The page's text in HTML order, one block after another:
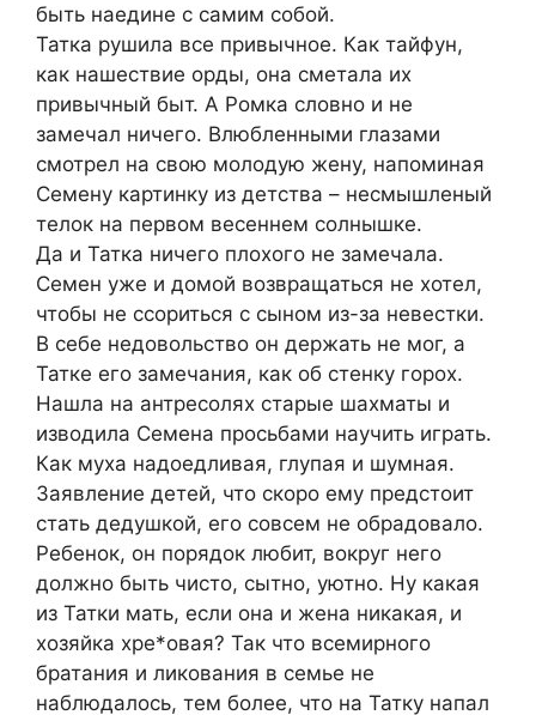
быть наедине с самим собой.
Татка рушила все привычное. Как тайфун,
как нашествие орды, она сметала их
привычный быт. А Ромка словно и не
замечал ничего. Влюбленными глазами
смотрел на свою молодую жену, напоминая
Семену картинку из детства – несмышленый
телок на первом весеннем солнышке.
Да и Татка ничего плохого не замечала.
Семен уже и домой возвращаться не хотел,
чтобы не ссориться с сыном из-за невестки.
В себе недовольство он держать не мог, а
Татке его замечания, как об стенку горох.
Нашла на антресолях старые шахматы и
изводила Семена просьбами научить играть.
Как муха надоедливая, глупая и шумная.
Заявление детей, что скоро ему предстоит
стать дедушкой, его совсем не обрадовало.
Ребенок, он порядок любит, вокруг него
должно быть чисто, сытно, уютно. Ну какая
из Татки мать, если она и жена никакая, и
хозяйка хре*овая? Так что всемирного
братания и ликования в семье не
наблюдалось, тем более, что на Татку напал